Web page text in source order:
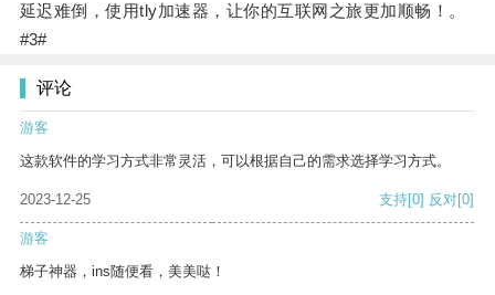
延迟难倒，使用tly加速器，让你的互联网之旅更加顺畅！。
#3#
评论
游客
这款软件的学习方式非常灵活，可以根据自己的需求选择学习方式。
2023-12-25 支持[0] 反对[0]
游客
梯子神器，ins随便看，美美哒！